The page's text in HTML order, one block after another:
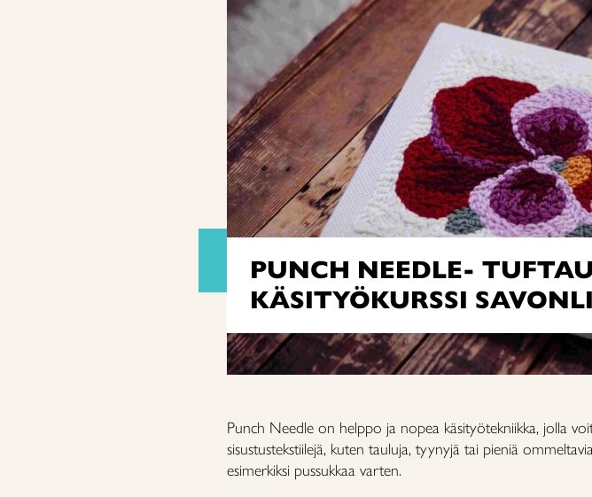
PUNCH NEEDLE-
KÄSITYÖKURSSI
Punch Needle on helppo ja nopea käsityötekniikka, jolla
sisustustekstiilejä, kuten tauluja, tyynyjä tai pieniä
esimerkiksi pussukkaa varten.